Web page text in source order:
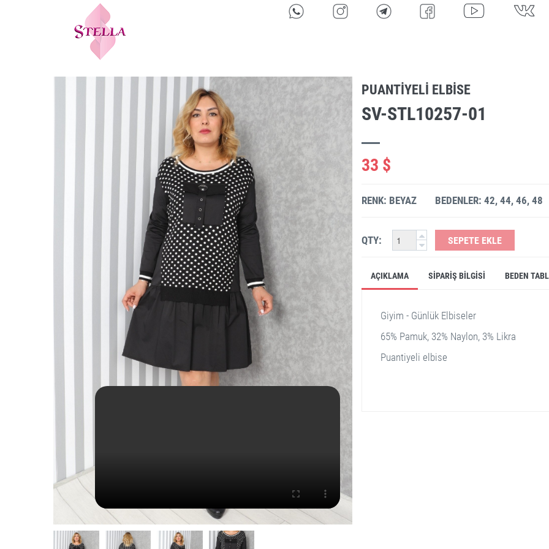
PUANTIYELI ELBISE
SV-STL10257-01
33 $
RENK: BEYAZ BEDENLER: 42, 44, 46, 48
QTY: SEPETE EKLE
AÇIKLAMA SIPARIŞ BILGISI BEDEN
Giyim - Günlük Elbiseler
65% Pamuk, 32% Naylon, 3% Likra
Puantiyeli elbise